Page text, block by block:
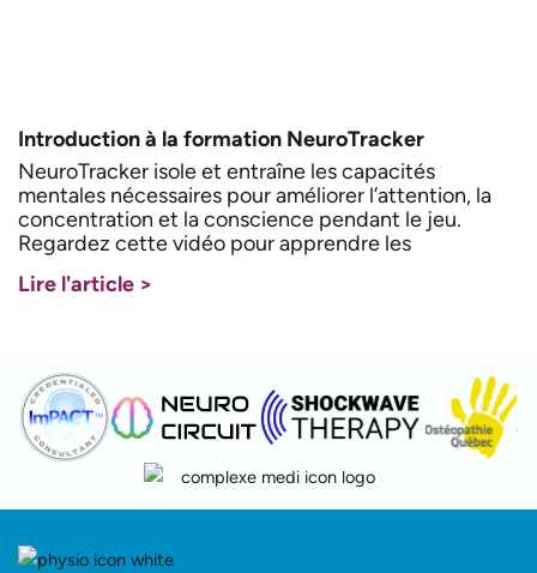
Introduction à la formation NeuroTracker
NeuroTracker isole et entraîne les capacités
mentales nécessaires pour améliorer l’attention, la
concentration et la conscience pendant le jeu.
Regardez cette vidéo pour apprendre les
Lire l'article >